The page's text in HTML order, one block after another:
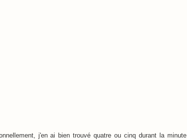
j'en ai bien trouvé quatre ou cinq durant la minute